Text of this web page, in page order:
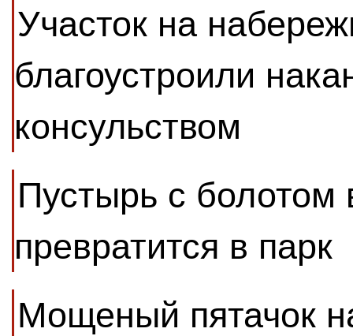
Участок на
благоустроили
консульством
Пустырь с болотом
превратится в парк
Мощеный пятачок